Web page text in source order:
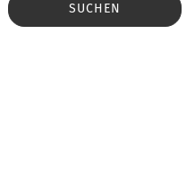
SUCHEN